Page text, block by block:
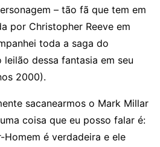
– tão fã que tem em
por Christopher Reeve em
toda a saga do
dessa fantasia em seu
2000).
sacanearmos o Mark Millar
coisa que eu posso falar é:
Homem é verdadeira e ele